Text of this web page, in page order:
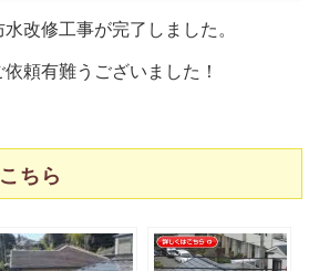
改修工事が完了しました。
依頼有難うございました！
ちら